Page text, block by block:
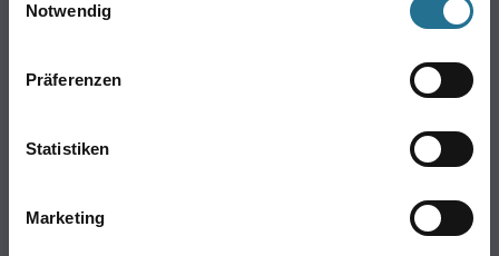
Notwendig
Präferenzen
Statistiken
Marketing
Online-Shop
Putze- und Spachtelmassen
Wand- & Deckenbeläge